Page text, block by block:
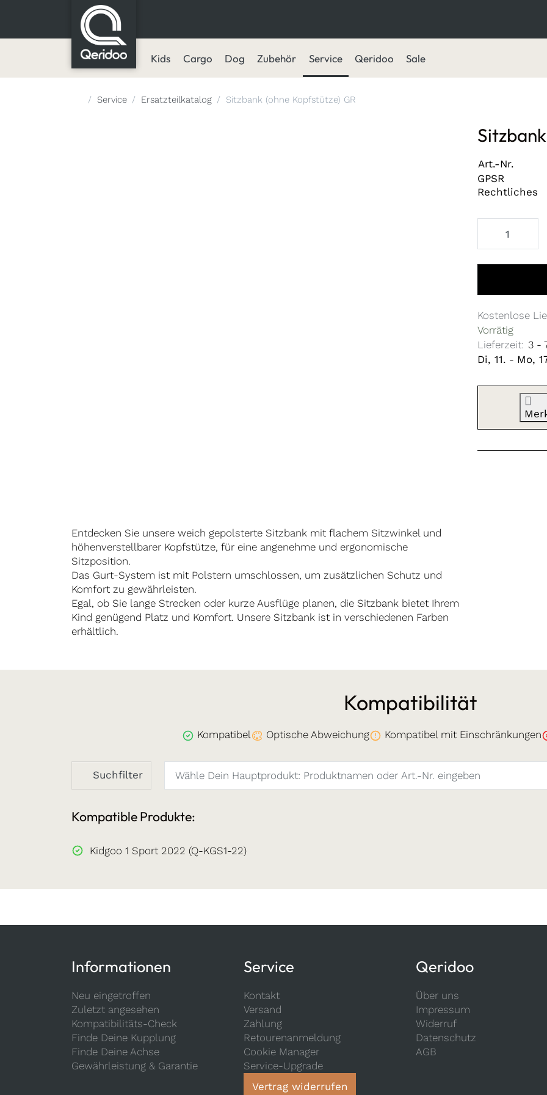
Kids Cargo Dog Zubehör Service Qeridoo Sale
Startseite
Service Ersatzteilkatalog Sitzbank (ohne Kopfstütze) GR
Entdecken Sie unsere weich gepolsterte Sitzbank mit flachem Sitzwinkel und
höhenverstellbarer Kopfstütze, für eine angenehme und ergonomische
Sitzposition.
Das Gurt-System ist mit Polstern umschlossen, um zusätzlichen Schutz und
Komfort zu gewährleisten.
Egal, ob Sie lange Strecken oder kurze Ausflüge planen, die Sitzbank bietet Ihrem
Kind genügend Platz und Komfort. Unsere Sitzbank ist in verschiedenen Farben
erhältlich.
Art.-Nr.
GPSR
Rechtliches
Kostenlose
Vorrätig
Lieferzeit: 3 -
Di, 11. - Mo,
Kompatibilität
Kompatibel Optische Abweichung Kompatibel mit Einschränkungen
Suchfilter
Kompatible Produkte:
Kidgoo 1 Sport 2022 (Q-KGS1-22)
Informationen
Neu eingetroffen
Zuletzt angesehen
Kompatibilitäts-Check
Finde Deine Kupplung
Finde Deine Achse
Gewährleistung & Garantie
Service
Kontakt
Versand
Zahlung
Retourenanmeldung
Cookie Manager
Service-Upgrade
Vertrag widerrufen
Qeridoo
Über uns
Impressum
Widerruf
Datenschutz
AGB